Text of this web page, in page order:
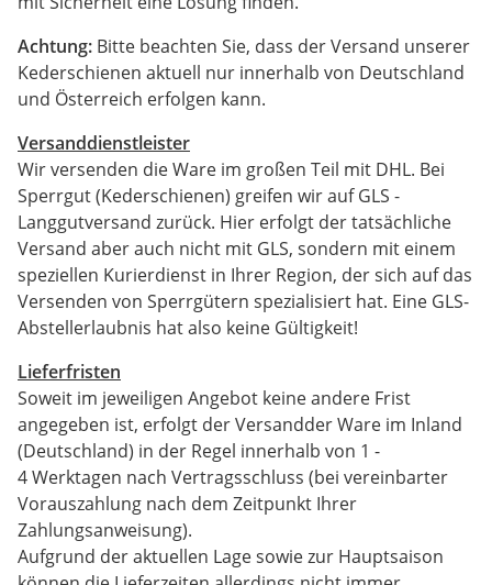
Achtung: Bitte beachten Sie, dass der Versand unserer
Kederschienen aktuell nur innerhalb von Deutschland
und Österreich erfolgen kann.
Versanddienstleister
Wir versenden die Ware im großen Teil mit DHL. Bei
Sperrgut (Kederschienen) greifen wir auf GLS -
Langgutversand zurück. Hier erfolgt der tatsächliche
Versand aber auch nicht mit GLS, sondern mit einem
speziellen Kurierdienst in Ihrer Region, der sich auf das
Versenden von Sperrgütern spezialisiert hat. Eine GLS-
Abstellerlaubnis hat also keine Gültigkeit!
Lieferfristen
Soweit im jeweiligen Angebot keine andere Frist
angegeben ist, erfolgt der Versandder Ware im Inland
(Deutschland) in der Regel innerhalb von 1 -
4 Werktagen nach Vertragsschluss (bei vereinbarter
Vorauszahlung nach dem Zeitpunkt Ihrer
Zahlungsanweisung).
Aufgrund der aktuellen Lage sowie zur Hauptsaison